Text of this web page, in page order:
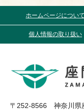
ホームページについて
個人情報の取り扱い
〒252-8566 神奈川県